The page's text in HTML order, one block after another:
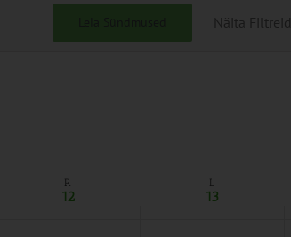
Näita Filtreid
R
12
L
13